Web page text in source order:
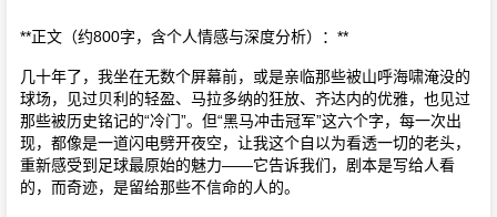
**正文（约800字，含个人情感与深度分析）：**
几十年了，我坐在无数个屏幕前，或是亲临那些被山呼海啸淹没的
球场，见过贝利的轻盈、马拉多纳的狂放、齐达内的优雅，也见过
那些被历史铭记的“冷门”。但“黑马冲击冠军”这六个字，每一次出
现，都像是一道闪电劈开夜空，让我这个自以为看透一切的老头，
重新感受到足球最原始的魅力——它告诉我们，剧本是写给人看
的，而奇迹，是留给那些不信命的人的。